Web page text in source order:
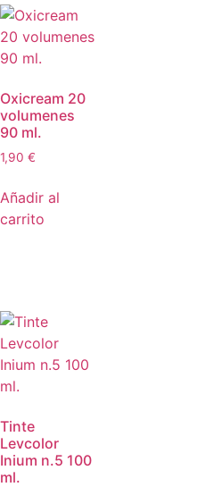
Oxicream 20
volumenes
90 ml.
1,90 €
Añadir al
carrito
Tinte
Levcolor
Inium n.5 100
ml.